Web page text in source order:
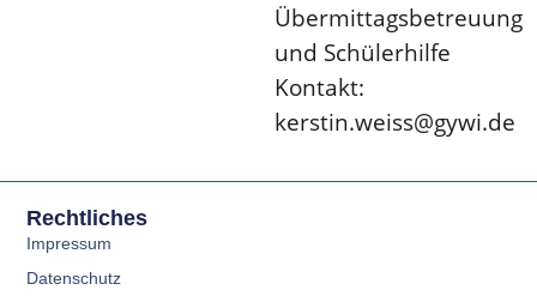
Übermittagsbetreuung
und Schülerhilfe
Kontakt:
kerstin.weiss@gywi.de
Rechtliches
Impressum
Datenschutz